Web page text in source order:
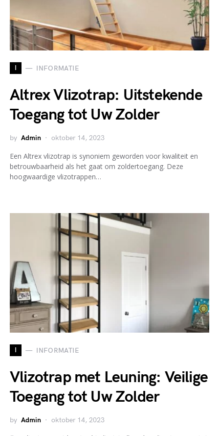
I INFORMATIE
Altrex Vlizotrap: Uitstekende
Toegang tot Uw Zolder
by Admin oktober 14, 2023
Een Altrex vlizotrap is synoniem geworden voor kwaliteit en
betrouwbaarheid als het gaat om zoldertoegang. Deze
hoogwaardige vlizotrappen…
I INFORMATIE
Vlizotrap met Leuning: Veilige
Toegang tot Uw Zolder
by Admin oktober 14, 2023